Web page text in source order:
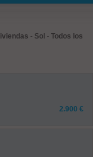
- Sol - Todos los
2.900 €